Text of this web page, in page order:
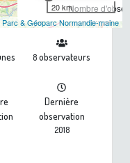
Nombre
20 km
Parc & Géoparc Normandie-maine
8observateurs
Dernière
observation
2018